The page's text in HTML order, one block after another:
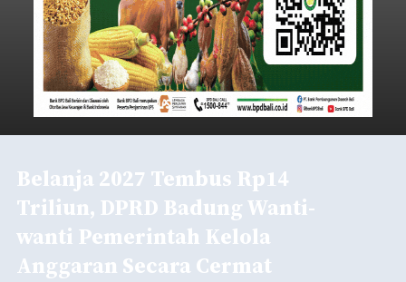
Belanja 2027 Tembus Rp14
Triliun, DPRD Badung Wanti-
wanti Pemerintah Kelola
Anggaran Secara Cermat